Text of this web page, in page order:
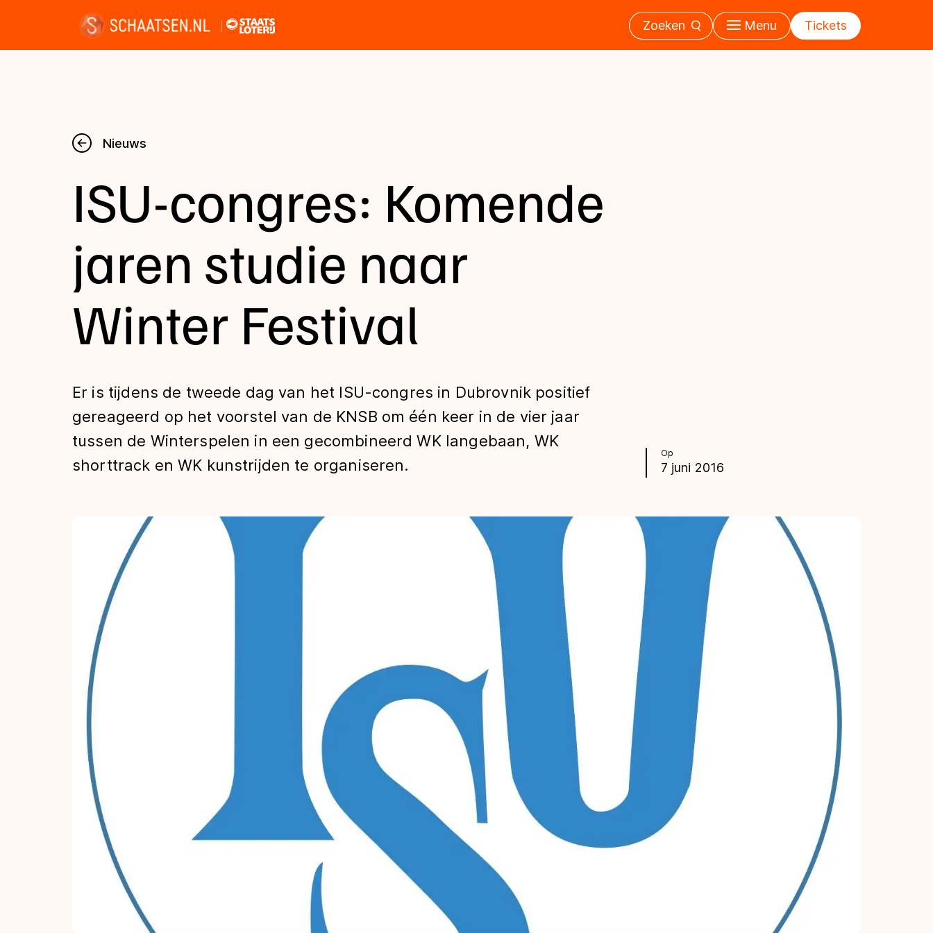
Zoeken Menu Tickets
Nieuws
Kalender
Disciplines
Uitslagen
Tijden & historie
De weg op
Schaatsfans
Nieuws
Op
7 juni 2016
ISU-congres: Komende
jaren studie naar
Winter Festival
Er is tijdens de tweede dag van het ISU-congres in Dubrovnik positief
gereageerd op het voorstel van de KNSB om één keer in de vier jaar
tussen de Winterspelen in een gecombineerd WK langebaan, WK
shorttrack en WK kunstrijden te organiseren.